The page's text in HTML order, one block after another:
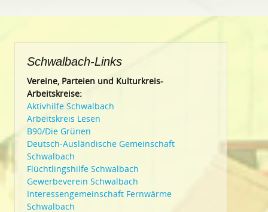
Schwalbach-Links
Vereine, Parteien und Kulturkreis-
Arbeitskreise:
Aktivhilfe Schwalbach
Arbeitskreis Lesen
B90/Die Grünen
Deutsch-Ausländische Gemeinschaft
Schwalbach
Flüchtlingshilfe Schwalbach
Gewerbeverein Schwalbach
Interessengemeinschaft Fernwärme
Schwalbach